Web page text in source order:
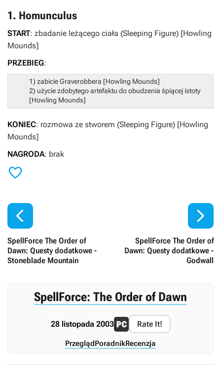
1. Homunculus
START: zbadanie leżącego ciała (Sleeping Figure) [Howling
Mounds]
PRZEBIEG:
1) zabicie Graverobbera [Howling Mounds]
2) użycie zdobytego artefaktu do obudzenia śpiącej istoty
[Howling Mounds]
KONIEC: rozmowa ze stworem (Sleeping Figure) [Howling
Mounds]
NAGRODA: brak


SpellForce The Order of
Dawn: Questy dodatkowe -
Stoneblade Mountain
SpellForce The Order of
Dawn: Questy dodatkowe -
Godwall

SpellForce: The Order of Dawn
28 listopada 2003 Rate It!
PrzeglądPoradnikRecenzja